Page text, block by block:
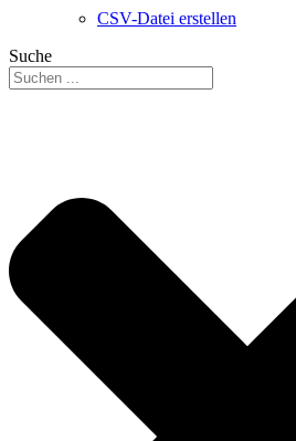
CSV-Datei erstellen
Suche